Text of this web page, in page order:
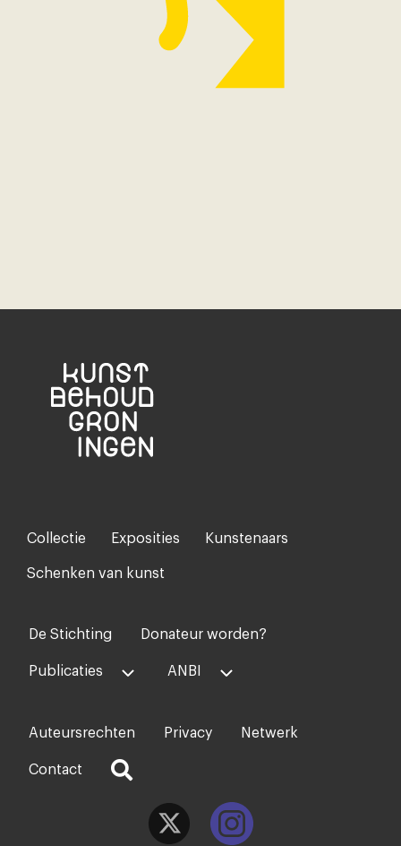
Footer-
menu
Collectie Exposities Kunstenaars
Schenken van kunst
Voet
midden
De Stichting Donateur worden?
Publicaties ANBI
Voet
rechts
Auteursrechten Privacy Netwerk
Contact